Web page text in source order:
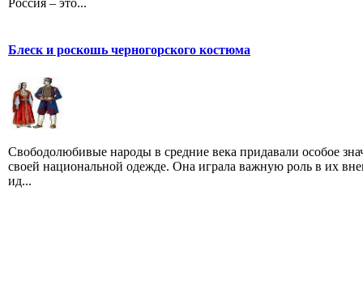
Россия – это...
Блеск и роскошь черногорского костюма
Свободолюбивые народы в средние века придавали особое
своей национальной одежде. Она играла важную роль в их
ид...